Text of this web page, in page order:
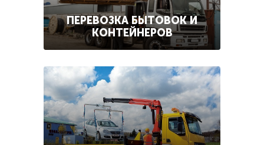
ПЕРЕВОЗКА БЫТОВОК И
КОНТЕЙНЕРОВ